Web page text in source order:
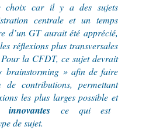
choix car il y a des sujets
centrale et un temps
d’un GT aurait été apprécié,
réflexions plus transversales
Pour la CFDT, ce sujet devrait
brainstorming » afin de faire
contributions, permettant
les plus larges possible et
ce qui est
de sujet.